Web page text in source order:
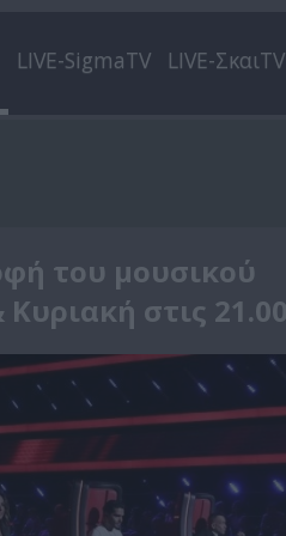
LIVE-SigmaTV LIVE-ΣκαιTV
του μουσικού
στις